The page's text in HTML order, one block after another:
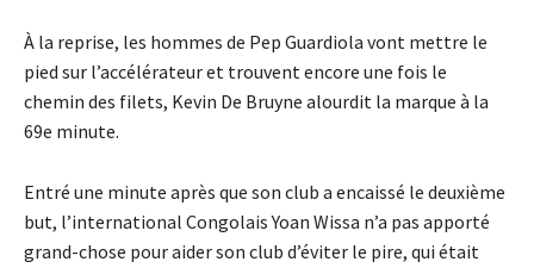
À la reprise, les hommes de Pep Guardiola vont mettre le
pied sur l’accélérateur et trouvent encore une fois le
chemin des filets, Kevin De Bruyne alourdit la marque à la
69e minute.
Entré une minute après que son club a encaissé le deuxième
but, l’international Congolais Yoan Wissa n’a pas apporté
grand-chose pour aider son club d’éviter le pire, qui était